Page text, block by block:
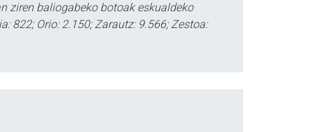
ziren baliogabeko botoak eskualdeko
822; Orio: 2.150; Zarautz: 9.566; Zestoa: